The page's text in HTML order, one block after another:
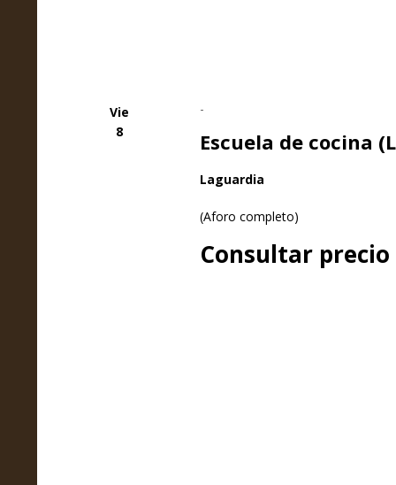
Vie
8
Escuela de cocina
-
Laguardia
(Aforo completo)
Consultar precio